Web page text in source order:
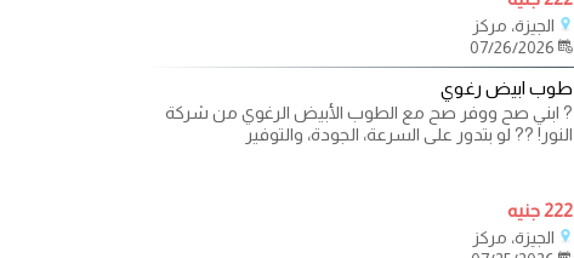
الجيزة، مركز
طوب ابيض رغوي
? ابني صح ووفر صح مع الطوب الأبيض الرغوي من شركة
النور! ?️? لو بتدور على السرعة، الجودة، والتوفير
222 جنيه
الجيزة، مركز